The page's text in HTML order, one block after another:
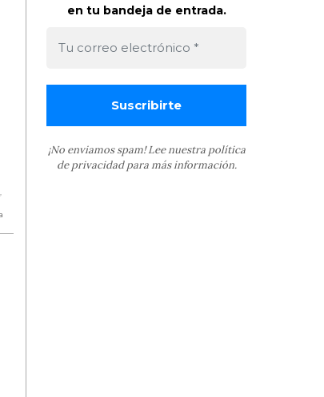
,
en tu bandeja de entrada.
¡No enviamos spam! Lee nuestra política
de privacidadpara más información.